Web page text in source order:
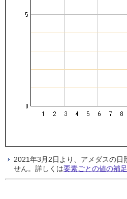
2021年3月2日より、アメダスの
せん。詳しくは要素ごとの値の補